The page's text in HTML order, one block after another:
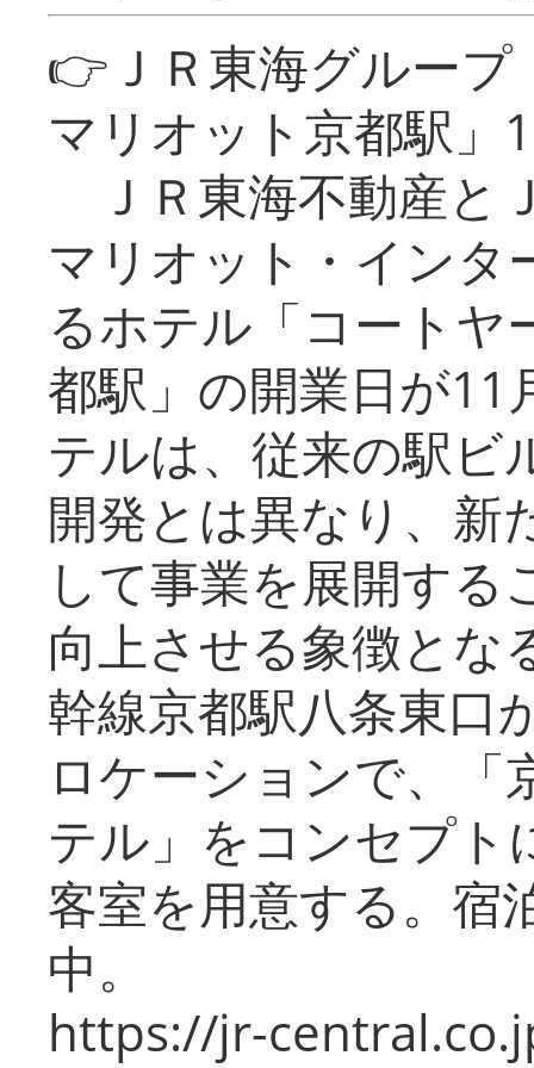
👉ＪＲ東海グルー
マリオット京都駅」
ＪＲ東海不動産と
マリオット・インタ
るホテル「コートヤ
都駅」の開業日が11
テルは、従来の駅ビ
開発とは異なり、新
して事業を展開する
向上させる象徴とな
幹線京都駅八条東口
ロケーションで、「
テル」をコンセプト
客室を用意する。宿
中。
https://jr-